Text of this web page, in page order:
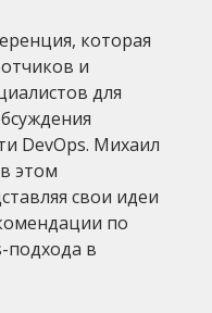
которая
и
для
DevOps. Михаил
этом
свои идеи
по
подхода в